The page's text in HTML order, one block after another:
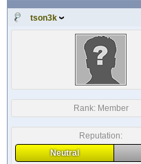
tson3k
Rank: Member
Reputation:
Neutral